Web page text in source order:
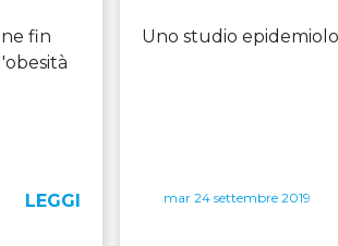
fin
LEGGI
Uno studio
mar 24 settembre 2019